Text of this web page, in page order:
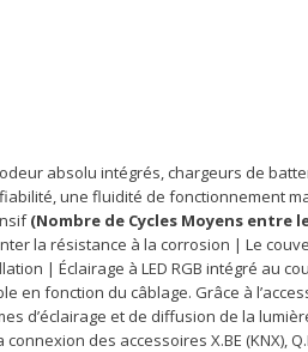
absolu intégrés, chargeurs de
une fluidité de fonctionnement
(Nombre de Cycles Moyens entre
la résistance à la corrosion | Le
| Éclairage à LED RGB intégré au
fonction du câblage. Grâce à
d’éclairage et de diffusion de la
des accessoires X.BE (KNX),